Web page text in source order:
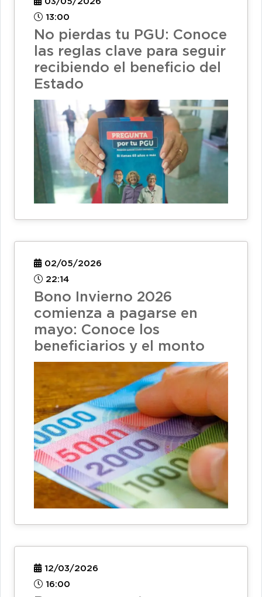
03/05/2026
13:00
No pierdas tu PGU: Conoce
las reglas clave para seguir
recibiendo el beneficio del
Estado
02/05/2026
22:14
Bono Invierno 2026
comienza a pagarse en
mayo: Conoce los
beneficiarios y el monto
12/03/2026
16:00